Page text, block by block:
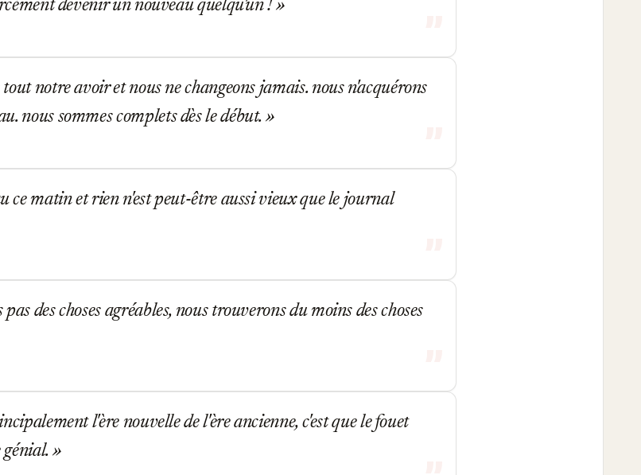
devenir un nouveau quelqu'un !
notre avoir et nous ne changeons jamais. nous n'acquérons
nous sommes complets dès le début.
ce matin et rien n'est peut-être aussi vieux que le journal
des choses agréables, nous trouverons du moins des choses
l'ère nouvelle de l'ère ancienne, c'est que le fouet
génial.